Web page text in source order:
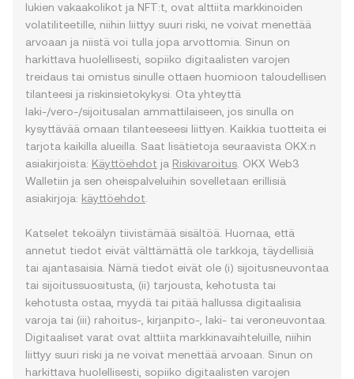
lukien vakaakolikot ja NFT:t, ovat alttiita markkinoiden
volatiliteetille, niihin liittyy suuri riski, ne voivat menettää
arvoaan ja niistä voi tulla jopa arvottomia. Sinun on
harkittava huolellisesti, sopiiko digitaalisten varojen
treidaus tai omistus sinulle ottaen huomioon taloudellisen
tilanteesi ja riskinsietokykysi. Ota yhteyttä
laki-/vero-/sijoitusalan ammattilaiseen, jos sinulla on
kysyttävää omaan tilanteeseesi liittyen. Kaikkia tuotteita ei
tarjota kaikilla alueilla. Saat lisätietoja seuraavista OKX:n
asiakirjoista: Käyttöehdot ja Riskivaroitus . OKX Web3
Walletiin ja sen oheispalveluihin sovelletaan erillisiä
asiakirjoja: käyttöehdot
Katselet tekoälyn tiivistämää sisältöä. Huomaa, että
annetut tiedot eivät välttämättä ole tarkkoja, täydellisiä
tai ajantasaisia. Nämä tiedot eivät ole (i) sijoitusneuvontaa
tai sijoitussuositusta, (ii) tarjousta, kehotusta tai
kehotusta ostaa, myydä tai pitää hallussa digitaalisia
varoja tai (iii) rahoitus-, kirjanpito-, laki- tai veroneuvontaa.
Digitaaliset varat ovat alttiita markkinavaihteluille, niihin
liittyy suuri riski ja ne voivat menettää arvoaan. Sinun on
harkittava huolellisesti, sopiiko digitaalisten varojen